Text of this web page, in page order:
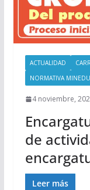
ACTUALIDAD
NORMATIVA MINEDU
4 noviembre,
de
Leer más